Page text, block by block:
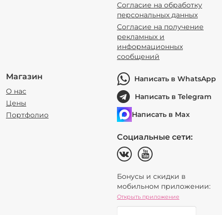
Согласие на обработку
персональных данных
Согласие на получение
рекламных и
информационных
сообщений
Магазин
О нас
Цены
Портфолио
Написать в WhatsApp
Написать в Telegram
Написать в Max
Социальные сети:
Бонусы и скидки в
мобильном приложении:
Открыть приложение